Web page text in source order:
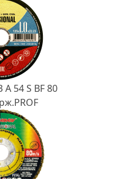
A 54 S BF 80